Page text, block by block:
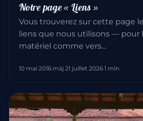
Notre page « Liens »
Vous trouverez sur cette page
liens que nous utilisons — pour
matériel comme vers…
10 mai 2016·màj 21 juillet 2026·1 min